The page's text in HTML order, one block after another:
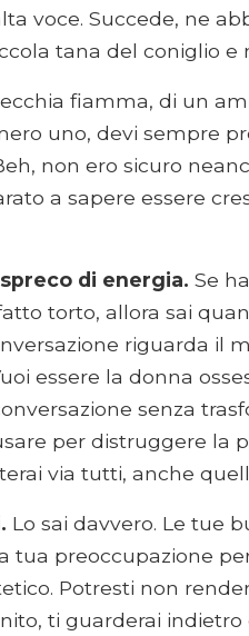
voce. Succede, ne
tana del coniglio e
fiamma, di un
uno, devi sempre
non ero sicuro
a sapere essere
di energia. Se
torto, allora sai
riguarda il
essere la donna
senza
per distruggere la
via tutti, anche
Lo sai davvero. Le tue
tua preoccupazione
Potresti non
ti guarderai